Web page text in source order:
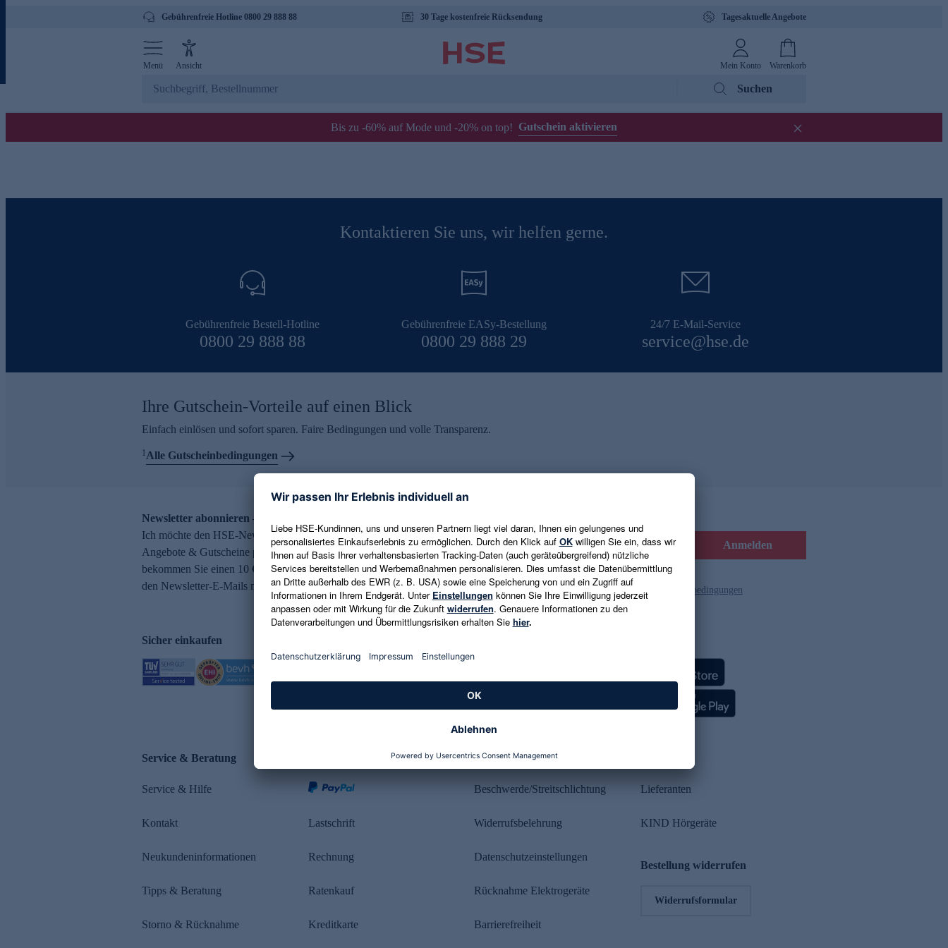
Gebührenfreie Hotline 0800 29 888 88 30 Tage kostenfreie Rücksendung Tagesaktuelle Angebote
Menü Ansicht Mein Konto Warenkorb
Suchen
Bis zu -60% auf Mode und -20% on top! Gutschein aktivieren
Kontaktieren Sie uns, wir helfen gerne.
Gebührenfreie Bestell-Hotline
0800 29 888 88
Gebührenfreie EASy-Bestellung
0800 29 888 29
24/7 E-Mail-Service
service@hse.de
Ihre Gutschein-Vorteile auf einen Blick
Einfach einlösen und sofort sparen. Faire Bedingungen und volle Transparenz.
1Alle Gutscheinbedingungen
Newsletter abonnieren – 10 € Gutschein erhalten
Ich möchte den HSE-Newsletter abonnieren und aktuelle Trends,
Angebote & Gutscheine per E-Mail erhalten. Als Dankeschön
bekommen Sie einen 10 € Gutschein. Eine Abmeldung ist jederzeit in
den Newsletter-E-Mails möglich.
E-Mail-Adresse eingeben Anmelden
Es gelten die Datenschutzrichtlinien und die Gutscheinbedingungen
Sicher einkaufen
Service & Beratung
Service & Hilfe
Kontakt
Neukundeninformationen
Tipps & Beratung
Storno & Rücknahme
Lastschrift
Rechnung
Ratenkauf
Kreditkarte
Rechtliches
Beschwerde/Streitschlichtung
Widerrufsbelehrung
Datenschutzeinstellungen
Rücknahme Elektrogeräte
Barrierefreiheit
Lieferanten
KIND Hörgeräte
Bestellung widerrufen
Widerrufsformular